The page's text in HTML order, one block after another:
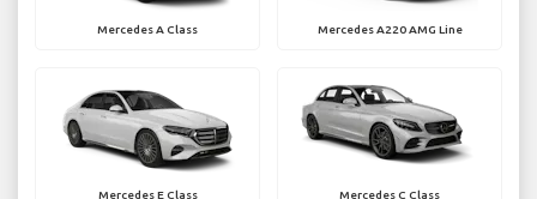
Mercedes A Class Mercedes A220 AMG Line
Mercedes E Class Mercedes C Class